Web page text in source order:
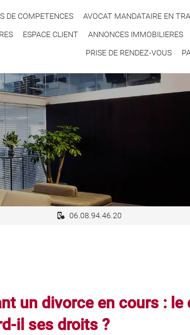
DE COMPETENCES
AVOCAT MANDATAIRE EN
ESPACE CLIENT ANNONCES IMMOBILIERES
PRISE DE RENDEZ-VOUS
06.08.94.46.20
un divorce en cours :
il ses droits ?